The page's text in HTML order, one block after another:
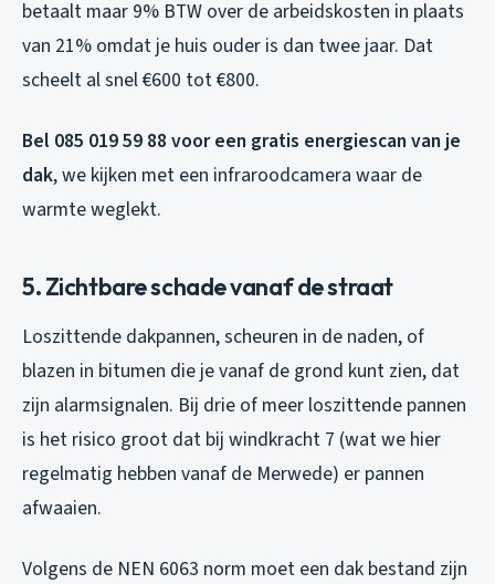
betaalt maar 9% BTW over de arbeidskosten in plaats
van 21% omdat je huis ouder is dan twee jaar. Dat
scheelt al snel €600 tot €800.
Bel 085 019 59 88 voor een gratis energiescan van je
dak, we kijken met een infraroodcamera waar de
warmte weglekt.
5. Zichtbare schade vanaf de straat
Loszittende dakpannen, scheuren in de naden, of
blazen in bitumen die je vanaf de grond kunt zien, dat
zijn alarmsignalen. Bij drie of meer loszittende pannen
is het risico groot dat bij windkracht 7 (wat we hier
regelmatig hebben vanaf de Merwede) er pannen
afwaaien.
Volgens de NEN 6063 norm moet een dak bestand zijn